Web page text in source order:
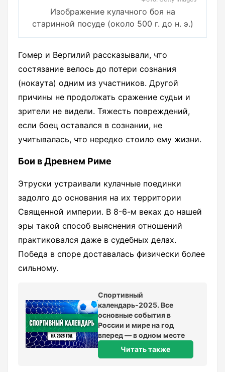
Изображение кулачного боя на
старинной посуде (около 500 г. до н. э.)
Гомер и Вергилий рассказывали, что
состязание велось до потери сознания
(нокаута) одним из участников. Другой
причины не продолжать сражение судьи и
зрители не видели. Тяжесть повреждений,
если боец оставался в сознании, не
учитывалась, что нередко стоило ему жизни.
Бои в Древнем Риме
Этруски устраивали кулачные поединки
задолго до основания на их территории
Священной империи. В 8-6-м веках до нашей
эры такой способ выяснения отношений
практиковался даже в судебных делах.
Победа в споре доставалась физически более
сильному.
Спортивный
календарь-2025. Все
основные события в
России и мире на год
вперед — в одном месте
Читать также